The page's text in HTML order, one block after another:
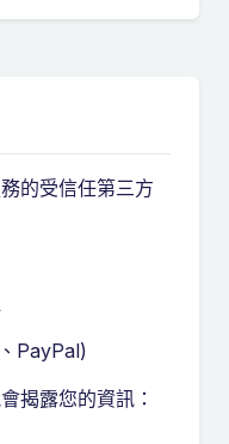
的受信任第三方
PayPal)
揭露您的資訊：